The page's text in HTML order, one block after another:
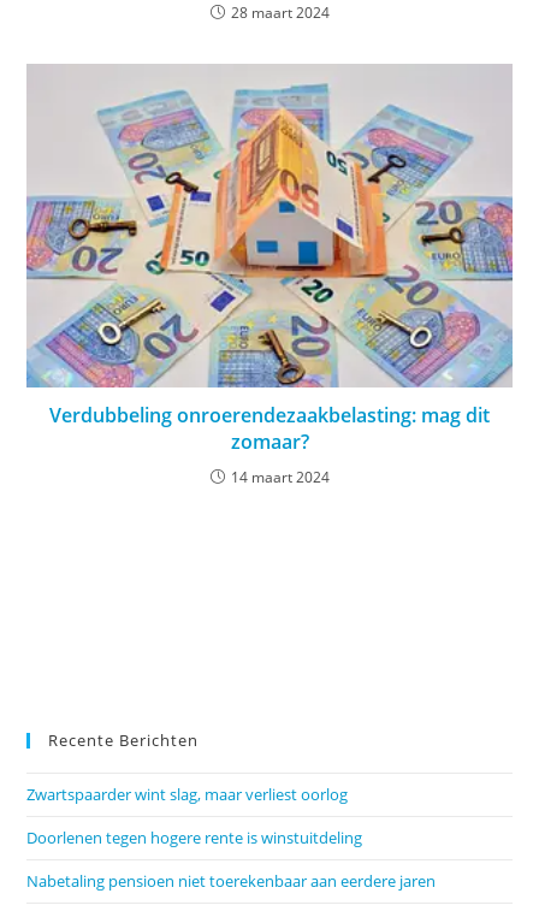
28 maart 2024
Verdubbeling onroerendezaakbelasting: mag dit
zomaar?
14 maart 2024
Recente Berichten
Zwartspaarder wint slag, maar verliest oorlog
Doorlenen tegen hogere rente is winstuitdeling
Nabetaling pensioen niet toerekenbaar aan eerdere jaren